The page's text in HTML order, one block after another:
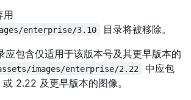
用
enterprise/3.10
目录将被移除。
应包含仅适用于该版本号及其更早版本的
images/enterprise/2.22
中应包
2.22 及更早版本的图像。